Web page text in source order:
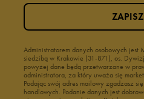
Administratorem danych osobowych jest
siedzibą w Krakowie (31-871), os.
powyżej dane będą przetwarzane w
administratora, za który uważa się
Podając swój adres mailowy zgadzasz
handlowych. Podanie danych jest